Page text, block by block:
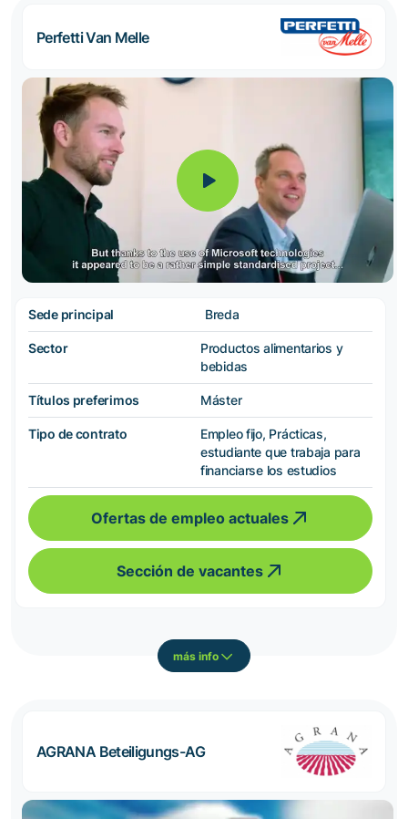
Perfetti Van Melle
Sede principal Breda
Sector
Productos alimentarios y
bebidas
Títulos preferimos Máster
Tipo de contrato
Empleo fijo, Prácticas,
estudiante que trabaja para
financiarse los estudios
Ofertas de empleo actuales
Sección de vacantes
más info
AGRANA Beteiligungs-AG